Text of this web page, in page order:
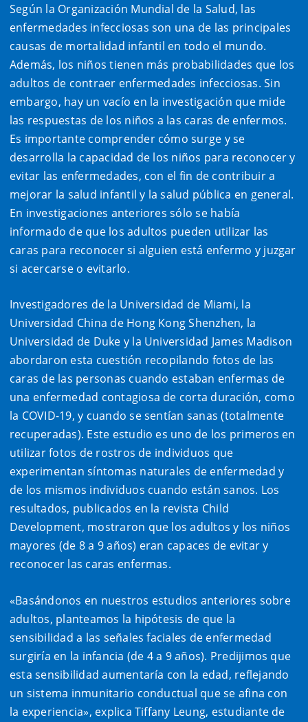
Según la Organización Mundial de la Salud, las
enfermedades infecciosas son una de las principales
causas de mortalidad infantil en todo el mundo.
Además, los niños tienen más probabilidades que los
adultos de contraer enfermedades infecciosas. Sin
embargo, hay un vacío en la investigación que mide
las respuestas de los niños a las caras de enfermos.
Es importante comprender cómo surge y se
desarrolla la capacidad de los niños para reconocer y
evitar las enfermedades, con el fin de contribuir a
mejorar la salud infantil y la salud pública en general.
En investigaciones anteriores sólo se había
informado de que los adultos pueden utilizar las
caras para reconocer si alguien está enfermo y juzgar
si acercarse o evitarlo.
Investigadores de la Universidad de Miami, la
Universidad China de Hong Kong Shenzhen, la
Universidad de Duke y la Universidad James Madison
abordaron esta cuestión recopilando fotos de las
caras de las personas cuando estaban enfermas de
una enfermedad contagiosa de corta duración, como
la COVID-19, y cuando se sentían sanas (totalmente
recuperadas). Este estudio es uno de los primeros en
utilizar fotos de rostros de individuos que
experimentan síntomas naturales de enfermedad y
de los mismos individuos cuando están sanos. Los
resultados, publicados en la revista Child
Development, mostraron que los adultos y los niños
mayores (de 8 a 9 años) eran capaces de evitar y
reconocer las caras enfermas.
«Basándonos en nuestros estudios anteriores sobre
adultos, planteamos la hipótesis de que la
sensibilidad a las señales faciales de enfermedad
surgiría en la infancia (de 4 a 9 años). Predijimos que
esta sensibilidad aumentaría con la edad, reflejando
un sistema inmunitario conductual que se afina con
la experiencia», explica Tiffany Leung, estudiante de